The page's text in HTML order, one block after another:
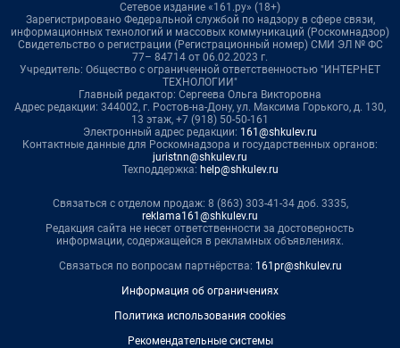
Сетевое издание «161.ру» (18+)
Зарегистрировано Федеральной службой по надзору в сфере связи,
информационных технологий и массовых коммуникаций (Роскомнадзор)
Свидетельство о регистрации (Регистрационный номер) СМИ ЭЛ № ФС
77– 84714 от 06.02.2023 г.
Учредитель: Общество с ограниченной ответственностью "ИНТЕРНЕТ
ТЕХНОЛОГИИ"
Главный редактор: Сергеева Ольга Викторовна
Адрес редакции: 344002, г. Ростов-на-Дону, ул. Максима Горького, д. 130,
13 этаж, +7 (918) 50-50-161
Электронный адрес редакции: 161@shkulev.ru
Контактные данные для Роскомнадзора и государственных органов:
juristnn@shkulev.ru
Техподдержка: help@shkulev.ru
Связаться с отделом продаж: 8 (863) 303-41-34 доб. 3335,
reklama161@shkulev.ru
Редакция сайта не несет ответственности за достоверность
информации, содержащейся в рекламных объявлениях.
Связаться по вопросам партнёрства: 161pr@shkulev.ru
Информация об ограничениях
Политика использования cookies
Рекомендательные системы